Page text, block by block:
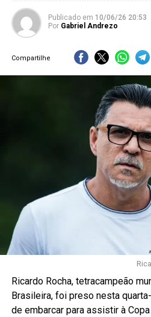
Publicado em 10/06/26 20:53
Por Gabriel Andrezo
Compartilhe
Ricardo Rocha, tetracampeão
Brasileira, foi preso nesta
de embarcar para assistir à